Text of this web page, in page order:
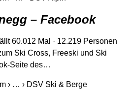
– Facebook
60.012 Mal · 12.219 Personen
Ski Cross, Freeski und Ski
Seite des…
› … › DSV Ski & Berge